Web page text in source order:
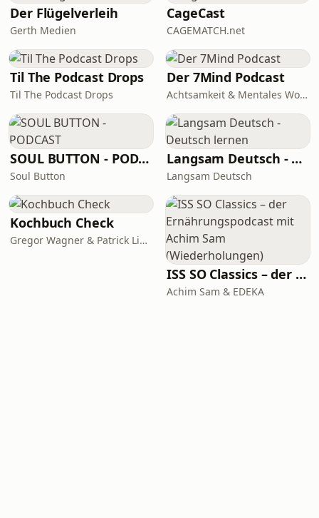
Der Flügelverleih
Gerth Medien
CageCast
CAGEMATCH.net
Til The Podcast Drops
Til The Podcast Drops
Der 7Mind Podcast
Achtsamkeit & Mentales Wohlbefinden
SOUL BUTTON - PODCAST
Soul Button
Langsam Deutsch - Deutsch lernen
Langsam Deutsch
Kochbuch Check
Gregor Wagner & Patrick Linke
ISS SO Classics – der Ernährungspodcast mit Achim Sam (Wiederholungen)
Achim Sam & EDEKA